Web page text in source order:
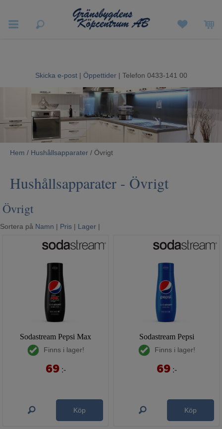
Sommarrea
Vitvaror
Hushållsapparater
Ljud & Bild
Hem & Fritid
Kundtjänst
Mina sidor
Skicka e-post | Öppettider| Telefon 0433-141 00
Hem / Hushållsapparater / Övrigt
Hushållsapparater - Övrigt
Övrigt
Sortera på Namn | Pris | Lager |
Sodastream Pepsi Max
Finns i lager!
69 :-
Köp
Sodastream Pepsi
Finns i lager!
69 :-
Köp